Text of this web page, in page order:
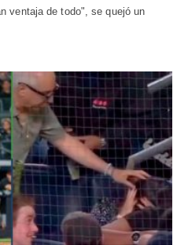
ventaja de todo", se quejó un